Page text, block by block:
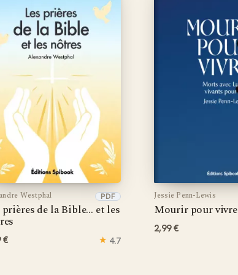
Westphal
prières de la Bible… et les
PDF
€ ★ 4.7
Jessie Penn-Lewis
Mourir pour vivre
2,99 €